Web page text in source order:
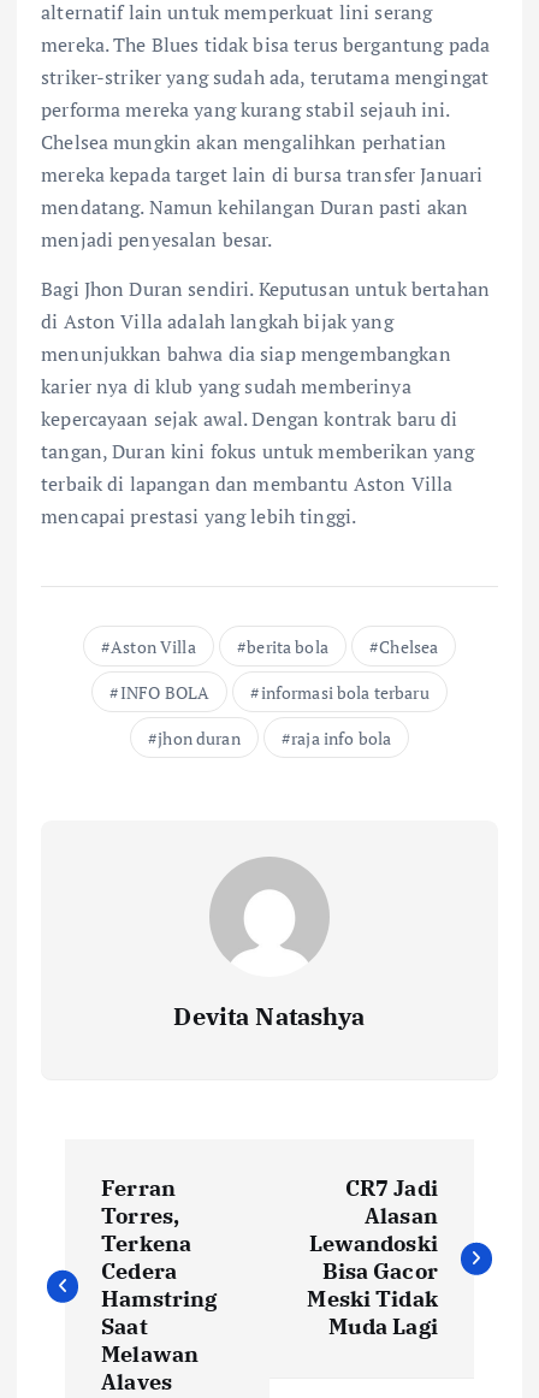
alternatif lain untuk memperkuat lini serang
mereka. The Blues tidak bisa terus bergantung pada
striker-striker yang sudah ada, terutama mengingat
performa mereka yang kurang stabil sejauh ini.
Chelsea mungkin akan mengalihkan perhatian
mereka kepada target lain di bursa transfer Januari
mendatang. Namun kehilangan Duran pasti akan
menjadi penyesalan besar.
Bagi Jhon Duran sendiri. Keputusan untuk bertahan
di Aston Villa adalah langkah bijak yang
menunjukkan bahwa dia siap mengembangkan
karier nya di klub yang sudah memberinya
kepercayaan sejak awal. Dengan kontrak baru di
tangan, Duran kini fokus untuk memberikan yang
terbaik di lapangan dan membantu Aston Villa
mencapai prestasi yang lebih tinggi.
Aston Villa berita bola
Chelsea
INFO BOLA
informasi bola terbaru
jhon duran
raja info bola
Devita Natashya
v
Ferran
Torres,
Terkena
Cedera
Hamstring
Saat
Melawan
Alaves
CR7 Jadi
Alasan
Lewandoski
Bisa Gacor
Meski Tidak
Muda Lagi